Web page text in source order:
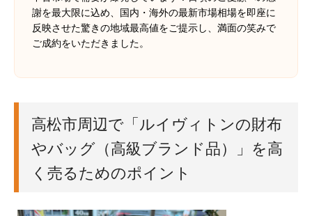
謝を最大限に込め、国内・海外の最新市場相場を即座に
反映させた驚きの地域最高値をご提示し、満面の笑みで
ご成約をいただきました。
高松市周辺で「ルイヴィトンの財布
やバッグ（高級ブランド品）」を高
く売るためのポイント